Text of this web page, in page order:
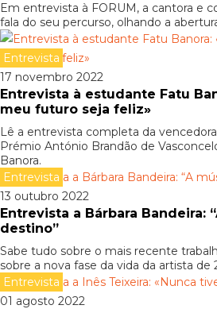
Em entrevista à FORUM, a cantora e
fala do seu percurso, olhando a
Entrevista
17 novembro 2022
Entrevista à estudante Fatu
meu futuro seja feliz»
Lê a entrevista completa da
Prémio António Brandão de
Banora.
Entrevista
13 outubro 2022
Entrevista a Bárbara Bandeira:
destino”
Sabe tudo sobre o mais recente
sobre a nova fase da vida da artista de
Entrevista
01 agosto 2022